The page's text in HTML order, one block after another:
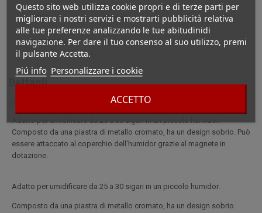
Questo sito web utilizza cookie propri e di terze parti per
migliorare i nostri servizi e mostrarti pubblicità relativa
alle tue preferenze analizzando le tue abitudinidi
navigazione. Per dare il tuo consenso al suo utilizzo, premi
il pulsante Accetta.
Piú info Personalizzare i cookie
ACCETTO
STILE cristalli
ELETTRONICA non
Dettagli
Descrizione completa per Piccolo umidificatore in metallo
Adatto per umidificare da 25 a 30 sigari in un piccolo humidor.
Composto da una piastra di metallo cromato, ha un design sobrio. Può
essere attaccato al coperchio dell'humidor grazie al magnete in
dotazione.
Adatto per umidificare da 25 a 30 sigari in un piccolo humidor.
Composto da una piastra di metallo cromato, ha un design sobrio.